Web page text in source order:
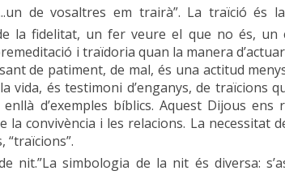
de vosaltres em trairà”. La traïció és
la fidelitat, un fer veure el que no és, un
i traïdoria quan la manera
de patiment, de mal, és una actitud
vida, és testimoni d’enganys, de traïcions
enllà d’exemples bíblics. Aquest Dijous
la convivència i les relacions. La necessitat
“traïcions”.
nit.”La simbologia de la nit és diversa: